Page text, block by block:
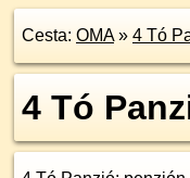
Cesta: OMA» 4 Tó
4 Tó